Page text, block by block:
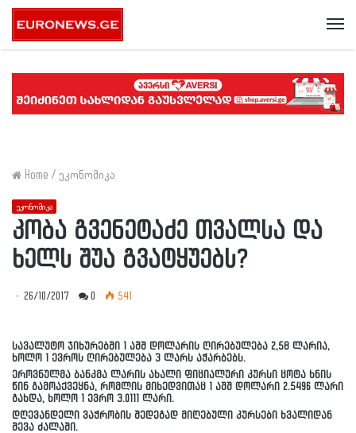
Home / ეკონომიკა
ეკონომიკა
კობა გვენეტაძე თვალსა და
ხელს შუა გვატყუებს?
26/10/2017 0 541
სავალუტო ჯიხურებში 1 აშშ დოლარის ღირებულება 2,58 ლარია,
ხოლო 1 ევროს ღირებულება 3 ლარს აჭარბებს.
ეროვნულმა ბანკმა ლარის ახალი ფიციალური კურსი ცოტა ხნის
წინ გამოაქვეყნა, რომლის მიხედვითაც 1 აშშ დოლარი 2.5496 ლარი
გახდა, ხოლო 1 ევრო 3.0111 ლარი.
დღევანდელი ვაჭრობის შედეგად მიღებული კურსები ხვალიდან
შევა ძალაში.